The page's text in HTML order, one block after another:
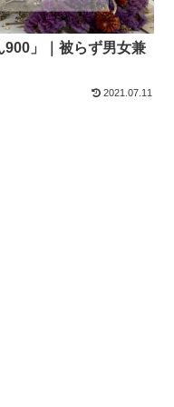
900」｜被らず男女兼
2021.07.11